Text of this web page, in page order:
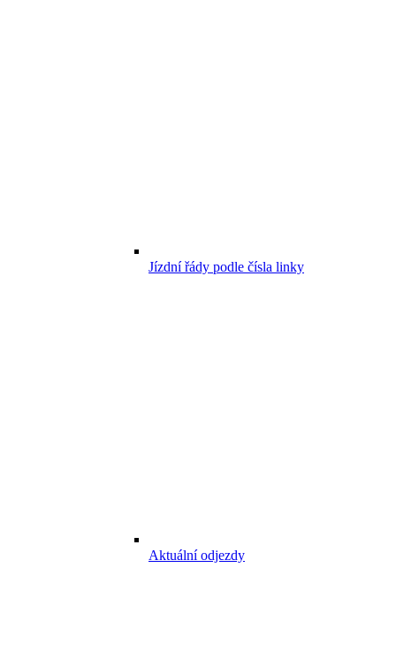
Jízdní řády podle čísla linky
Aktuální odjezdy